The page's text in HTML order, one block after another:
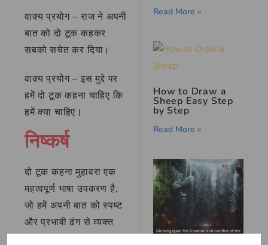
वाक्य प्रयोग – राज ने अपनी
बात को दो टूक कहकर
सबको सचेत कर दिया।
वाक्य प्रयोग – इस मुद्दे पर
हमें दो टूक कहना चाहिए कि
हमें क्या चाहिए।
निष्कर्ष
दो टूक कहना मुहावरा एक
महत्वपूर्ण भाषा उपकरण है,
जो हमें अपनी बात को स्पष्ट
और प्रभावी ढंग से व्यक्त
Read More »
How to Draw a
Sheep Easy Step
by Step
Read More »